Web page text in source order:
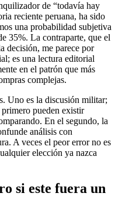
de “todavía hay
reciente peruana, ha sido
una probabilidad subjetiva
35%. La contraparte, que el
decisión, me parece por
es una lectura editorial
en el patrón que más
complejas.
Uno es la discusión militar;
pueden existir
En el segundo, la
análisis con
A veces el peor error no es
elección ya nazca
si este fuera un